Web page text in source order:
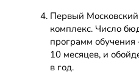
Первый
комплекс. Число
программ
10 месяцев, и
в год.